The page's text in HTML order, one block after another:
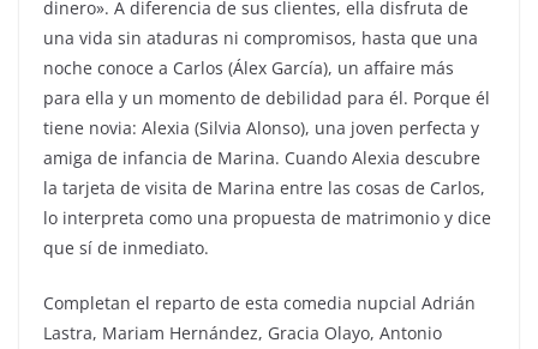
dinero». A diferencia de sus clientes, ella disfruta de
una vida sin ataduras ni compromisos, hasta que una
noche conoce a Carlos (Álex García), un affaire más
para ella y un momento de debilidad para él. Porque él
tiene novia: Alexia (Silvia Alonso), una joven perfecta y
amiga de infancia de Marina. Cuando Alexia descubre
la tarjeta de visita de Marina entre las cosas de Carlos,
lo interpreta como una propuesta de matrimonio y dice
que sí de inmediato.
Completan el reparto de esta comedia nupcial Adrián
Lastra, Mariam Hernández, Gracia Olayo, Antonio